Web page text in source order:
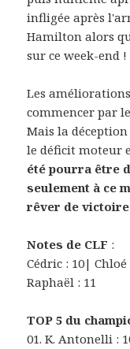
infligée après
Hamilton alors
sur ce week-end !
Les
commencer par
Mais la
le déficit moteur
été pourra être
seulement à ce
rêver de
Notes de CLF :
Cédric : 10|
Raphaël : 11
TOP 5 du
01. K. Antonelli :